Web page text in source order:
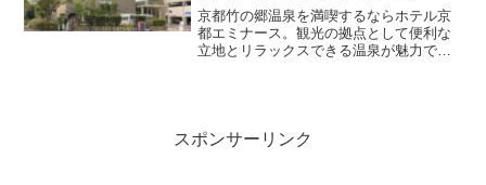
京都竹の郷温泉を満喫するならホテル京
都エミナース。観光の拠点として便利な
立地とリラックスできる温泉が魅力で
スポンサーリンク